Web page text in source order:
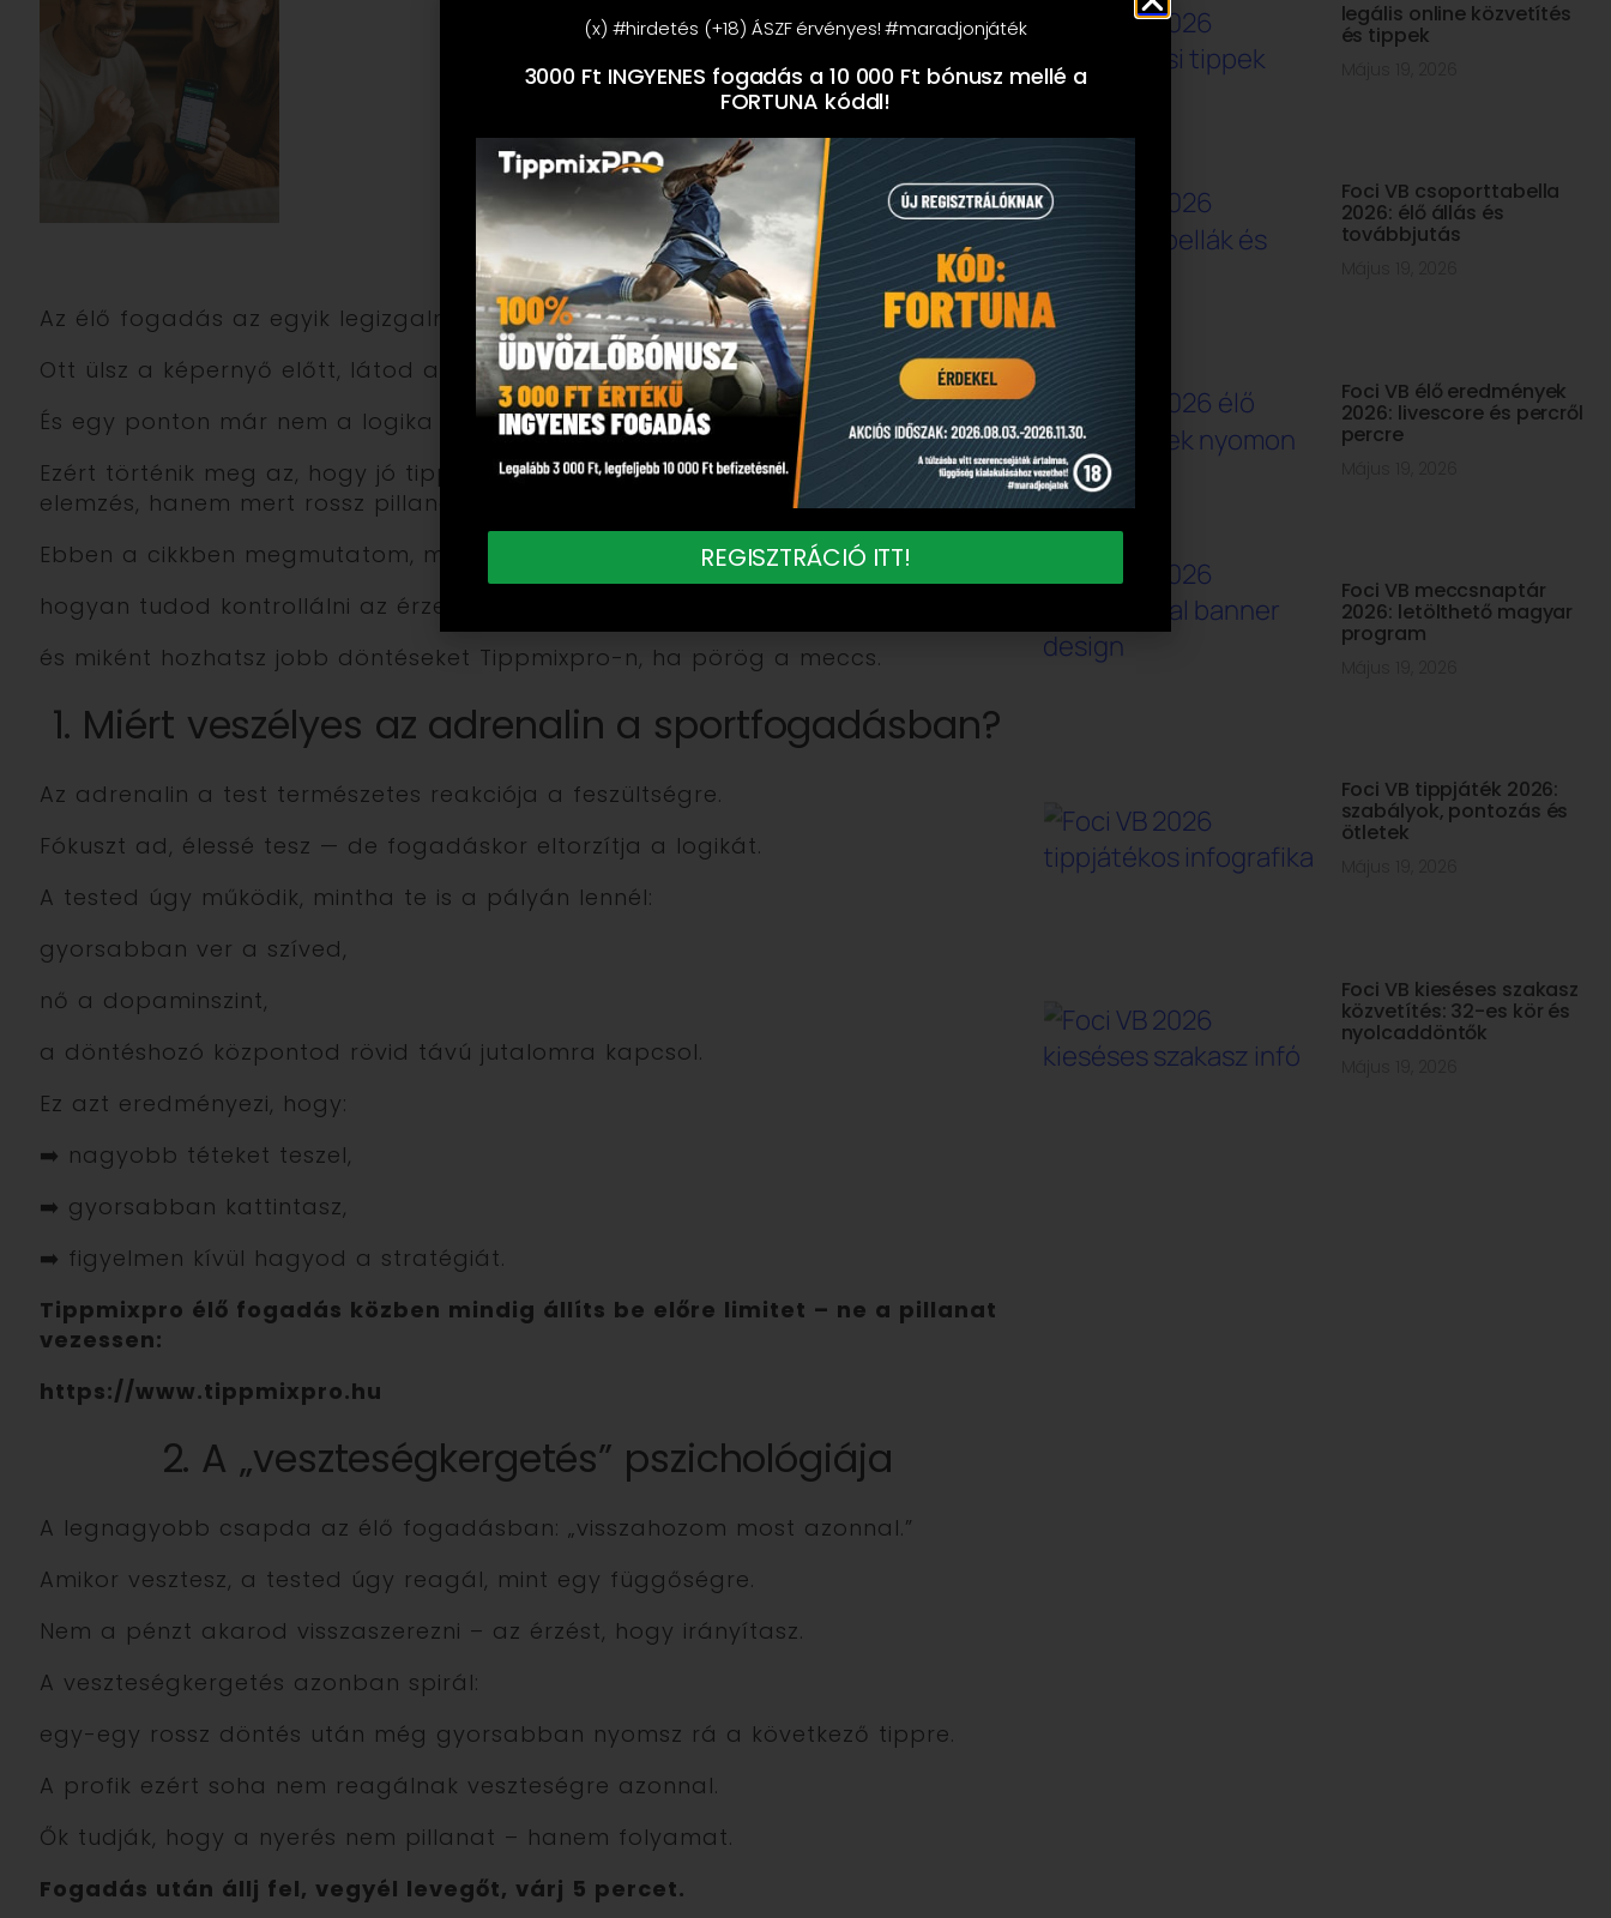
Az élő fogadás az egyik legizgalmasabb része a sportfogadásnak.
Ott ülsz a képernyő előtt, látod a tempót, jönnek a helyzetek, nő a feszültség.
És egy ponton már nem a logika dönt – hanem az adrenalin.
Ezért történik meg az, hogy jó tippek vesznek el, nem azért, mert rossz volt az
elemzés, hanem mert rossz pillanatban nyomtad meg a gombot.
Ebben a cikkben megmutatom, mi zajlik a fejedben élő fogadás közben,
hogyan tudod kontrollálni az érzelmeid,
és miként hozhatsz jobb döntéseket Tippmixpro-n, ha pörög a meccs.
1. Miért veszélyes az adrenalin a sportfogadásban?
Az adrenalin a test természetes reakciója a feszültségre.
Fókuszt ad, élessé tesz — de fogadáskor eltorzítja a logikát.
A tested úgy működik, mintha te is a pályán lennél:
gyorsabban ver a szíved,
nő a dopaminszint,
a döntéshozó központod rövid távú jutalomra kapcsol.
Ez azt eredményezi, hogy:
➡️ nagyobb téteket teszel,
➡️ gyorsabban kattintasz,
➡️ figyelmen kívül hagyod a stratégiát.
Tippmixpro élő fogadás közben mindig állíts be előre limitet – ne a pillanat
vezessen:
https://www.tippmixpro.hu
2. A „veszteségkergetés” pszichológiája
A legnagyobb csapda az élő fogadásban: „visszahozom most azonnal.”
Amikor vesztesz, a tested úgy reagál, mint egy függőségre.
Nem a pénzt akarod visszaszerezni – az érzést, hogy irányítasz.
A veszteségkergetés azonban spirál:
egy-egy rossz döntés után még gyorsabban nyomsz rá a következő tippre.
A profik ezért soha nem reagálnak veszteségre azonnal.
Ők tudják, hogy a nyerés nem pillanat – hanem folyamat.
Fogadás után állj fel, vegyél levegőt, várj 5 percet.
legális online közvetítés
és tippek
Foci VB csoporttabella
2026: élő állás és
továbbjutás
Foci VB élő eredmények
2026: livescore és percről
percre
Foci VB meccsnaptár
2026: letölthető magyar
program
Foci VB tippjáték 2026:
szabályok, pontozás és
ötletek
Foci VB kieséses szakasz
közvetítés: 32-es kör és
nyolcaddöntők
(x) #hirdetés (+18) ÁSZF érvényes! #maradjonjáték
3000 Ft INGYENES fogadás a 10 000 Ft bónusz mellé a
FORTUNA kóddl!
REGISZTRÁCIÓ ITT!